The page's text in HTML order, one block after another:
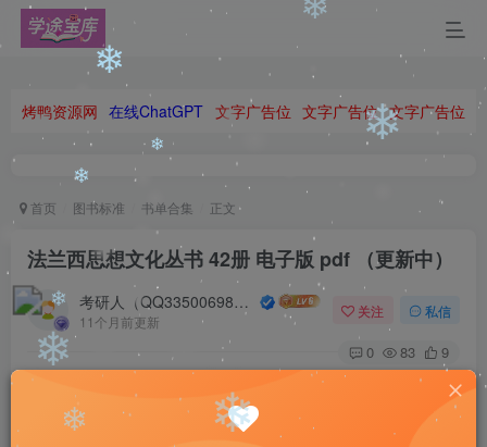
烤鸭资源网 在线ChatGPT 文字广告位 文字广告位 文字广告位
首页 图书标准 书单合集 正文
法兰西思想文化丛书 42册 电子版 pdf （更新中）
考研人（QQ335006980）
11个月前更新
关注 私信
0 83 9
Little compliments mean so much to me sometimes.
有时候，一点微不足道的肯定，对我却意义非凡
❄
❄ ❄
❄
❄
❄